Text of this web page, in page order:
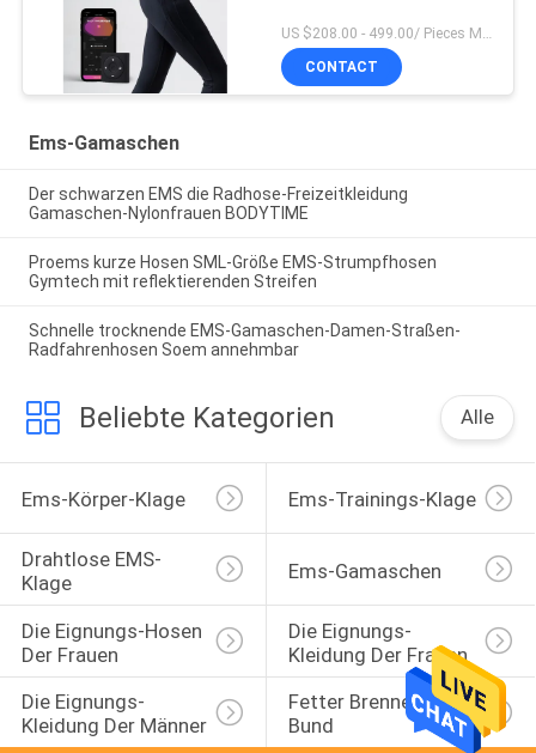
US $208.00 - 499.00/ Pieces MOQ:1pieces
CONTACT
Ems-Gamaschen
Der schwarzen EMS die Radhose-Freizeitkleidung
Gamaschen-Nylonfrauen BODYTIME
Proems kurze Hosen SML-Größe EMS-Strumpfhosen
Gymtech mit reflektierenden Streifen
Schnelle trocknende EMS-Gamaschen-Damen-Straßen-
Radfahrenhosen Soem annehmbar
Beliebte Kategorien Alle
Ems-Körper-Klage Ems-Trainings-Klage
Drahtlose EMS-
Klage
Ems-Gamaschen
Die Eignungs-Hosen
Der Frauen
Die Eignungs-
Kleidung Der Frauen
Die Eignungs-
Kleidung Der Männer
Fetter Brennender
Bund